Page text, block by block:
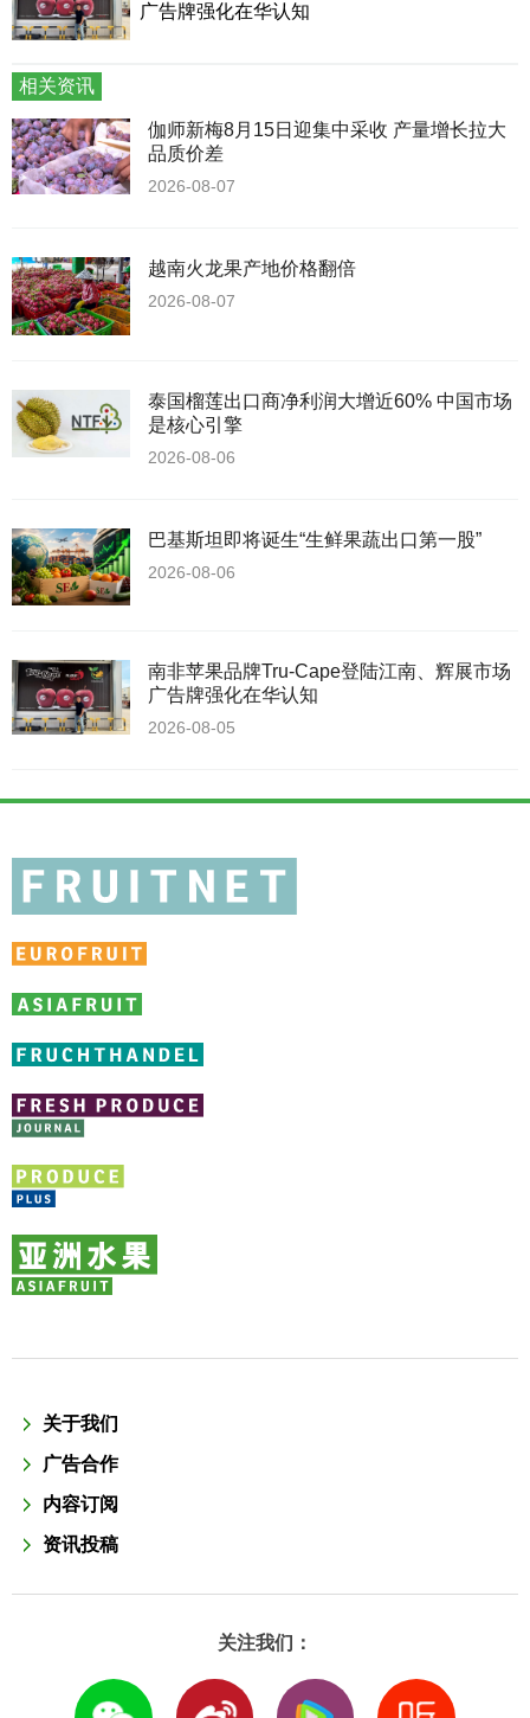
广告牌强化在华认知
相关资讯
伽师新梅8月15日迎集中采收 产量增长拉大
品质价差
2026-08-07
越南火龙果产地价格翻倍
2026-08-07
泰国榴莲出口商净利润大增近60% 中国市场
是核心引擎
2026-08-06
巴基斯坦即将诞生“生鲜果蔬出口第一股”
2026-08-06
南非苹果品牌Tru-Cape登陆江南、辉展市场
广告牌强化在华认知
2026-08-05
关于我们
广告合作
内容订阅
资讯投稿
关注我们：